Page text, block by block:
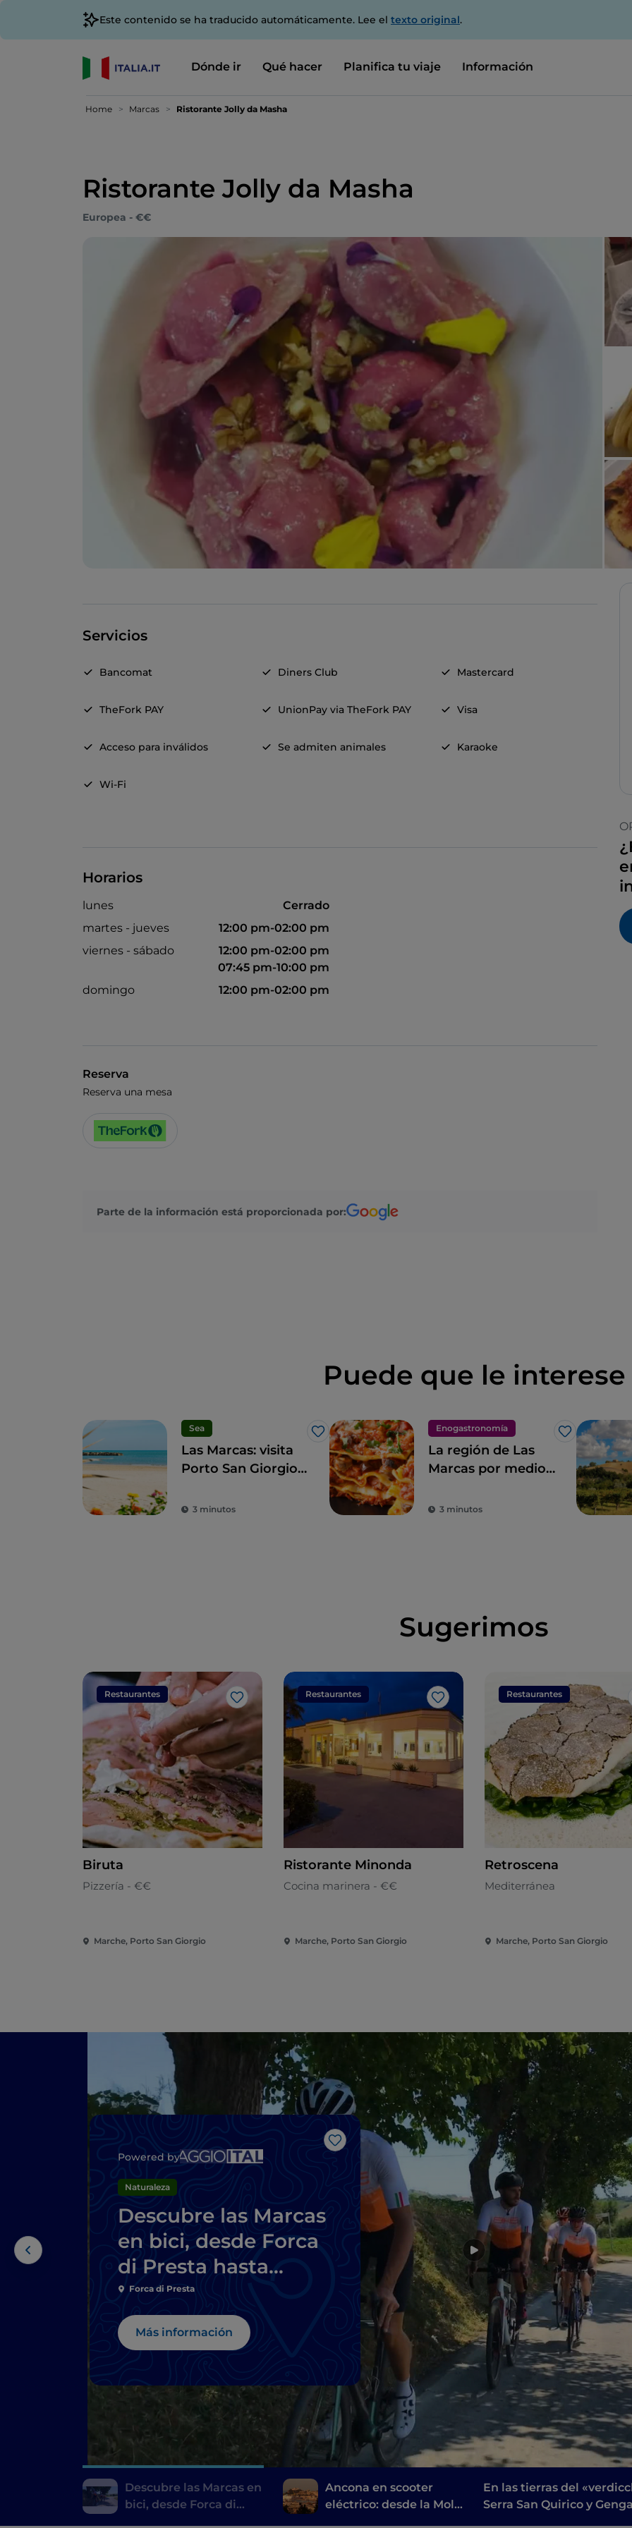
Este contenido se ha traducido automáticamente. Lee el texto original.
Dónde ir Qué hacer Planifica tu viaje Información
Home Marcas Ristorante Jolly da Masha
Ristorante Jolly da Masha
Europea - €€
Servicios
Bancomat Diners Club Mastercard
TheFork PAY UnionPay via TheFork PAY Visa
Acceso para inválidos Se admiten animales Karaoke
Wi-Fi
Horarios
lunes
Cerrado
martes - jueves
12:00 pm-02:00 pm
viernes - sábado
12:00 pm-02:00 pm
07:45 pm-10:00 pm
domingo
12:00 pm-02:00 pm
Reserva
Reserva una mesa
Parte de la información está proporcionada por:
Puede que le interese
Sea
Me gusta
Las Marcas: visita
Porto San Giorgio
las tradiciones
3 minutos
Enogastronomía
Me gusta
La región de Las
Marcas por medio
Gabriele Bonci
3 minutos
Sugerimos
Restaurantes
Me gusta
Biruta
Pizzería - €€
Marche, Porto San Giorgio
Restaurantes
Me gusta
Ristorante Minonda
Cocina marinera - €€
Marche, Porto San Giorgio
Restaurantes
Retroscena
Mediterránea
Marche, Porto San Giorgio
Me gusta
Powered by
Naturaleza
Descubre las Marcas
en bici, desde Forca
di Presta hasta
Pescara del Tronto
Forca di Presta
Más información
Descubre las Marcas en
bici, desde Forca di
Ancona en scooter
eléctrico: desde la Mole
En las tierras del
Serra San Quirico y